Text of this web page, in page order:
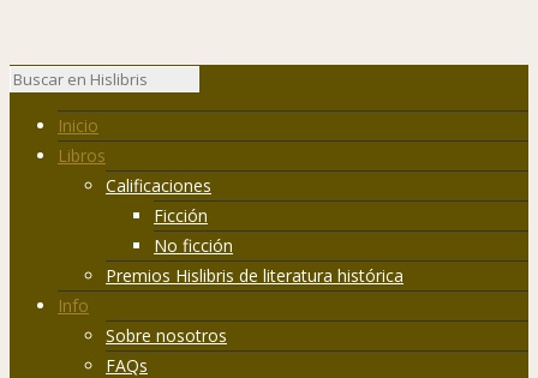
Inicio
Libros
Calificaciones
Ficción
No ficción
Premios Hislibris de literatura histórica
Info
Sobre nosotros
FAQs